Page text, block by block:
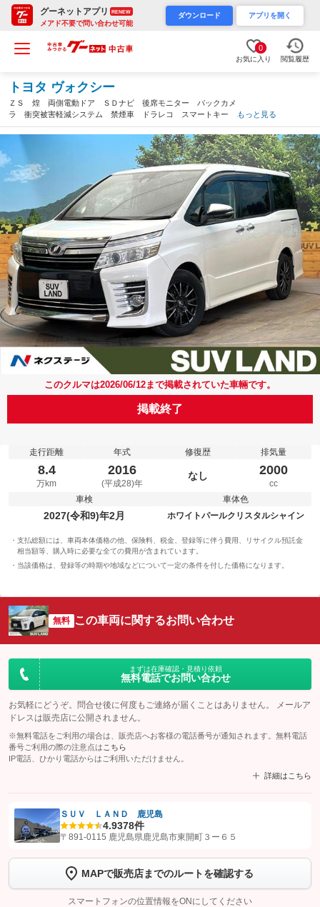
グーネットアプリ RENEW
メアド不要で問い合わせ可能
ダウンロード アプリを開く
0
お気に入り 閲覧履歴
トヨタ ヴォクシー
ＺＳ 煌 両側電動ドア ＳＤナビ 後席モニター バックカメ
ラ 衝突被害軽減システム 禁煙車 ドラレコ スマートキー Ｌ
ＥＤヘッド ビルトインＥＴＣ オートハイビーム 車線逸脱警
報 オートライト（鹿児島県）
もっと見る
このクルマは2026/06/12まで掲載されていた車輛です。
掲載終了
走行距離
8.4
万km
年式
2016
(平成28)年
修復歴
なし
排気量
2000
cc
車検
2027(令和9)年2月
車体色
ホワイトパールクリスタルシャイン
支払総額には、車両本体価格の他、保険料、税金、登録等に伴う費用、リサイクル預託金
相当額等、購入時に必要な全ての費用が含まれています。
当該価格は、登録等の時期や地域などについて一定の条件を付した価格になります。
無料 この車両に関するお問い合わせ
まずは在庫確認・見積り依頼
無料電話でお問い合わせ
お気軽にどうぞ。問合せ後に何度もご連絡が届くことはありません。 メールア
ドレスは販売店に公開されません。
※無料電話をご利用の場合は、販売店へお客様の電話番号が通知されます。無料電話
番号ご利用の際の注意点は こちら
IP電話、ひかり電話からはご利用いただけません。
詳細はこちら
【STEP1】認証画面でグーネットを友だち追加してから「許可する」ボタンを押
トーク画面で
ボタンをタップして問い合わせを
完了してください。
ＳＵＶ ＬＡＮＤ 鹿児島
4.9378件
〒891-0115 鹿児島県鹿児島市東開町３ー６５
MAPで販売店までのルートを確認する
スマートフォンの位置情報をONにしてください